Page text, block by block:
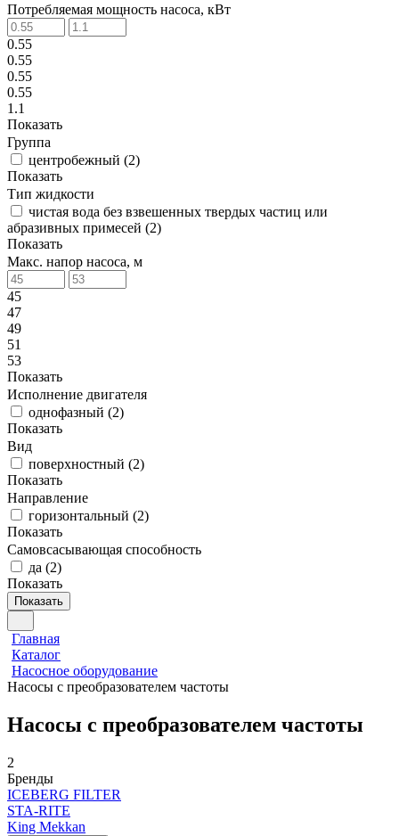
Потребляемая мощность насоса, кВт
0.55
0.55
0.55
0.55
1.1
Показать
Группа
центробежный (2)
Показать
Тип жидкости
чистая вода без взвешенных твердых частиц или
абразивных примесей (2)
Показать
Макс. напор насоса, м
45
47
49
51
53
Показать
Исполнение двигателя
однофазный (2)
Показать
Вид
поверхностный (2)
Показать
Направление
горизонтальный (2)
Показать
Самовсасывающая способность
да (2)
Показать
Показать
Главная
Каталог
Насосное оборудование
Насосы с преобразователем частоты
Насосы с преобразователем частоты
2
Бренды
ICEBERG FILTER
STA-RITE
King Mekkan